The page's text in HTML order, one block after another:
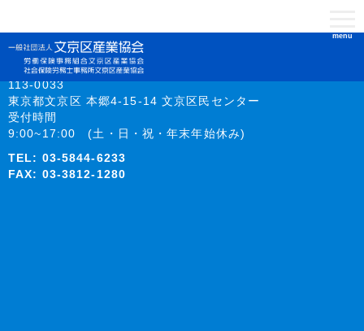
menu
113-0033
東京都文京区 本郷4-15-14 文京区民センター
受付時間
9:00~17:00 (土・日・祝・年末年始休み)
TEL: 03-5844-6233
FAX: 03-3812-1280